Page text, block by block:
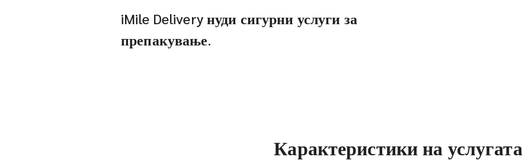
iMile Delivery нуди сигурни услуги за
препакување.
Карактеристики на услугата